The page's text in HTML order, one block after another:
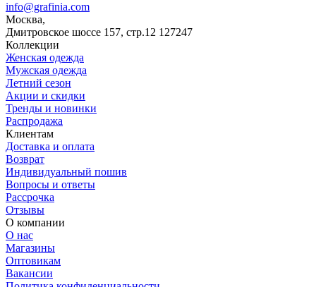
info@grafinia.com
Москва,
Дмитровское шоссе 157, стр.12 127247
Коллекции
Женская одежда
Мужская одежда
Летний сезон
Акции и скидки
Тренды и новинки
Распродажа
Клиентам
Доставка и оплата
Возврат
Индивидуальный пошив
Вопросы и ответы
Рассрочка
Отзывы
О компании
О нас
Магазины
Оптовикам
Вакансии